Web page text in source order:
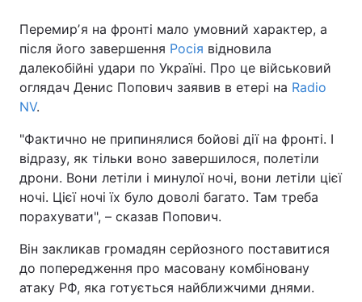
Україна Політика
Економіка Світ
Техно і зв'язок Лайт
Зброя Інциденти
Цікавинки Погода
Перемирʼя на фронті мало умовний характер, а
після його завершення Росія відновила
далекобійні удари по Україні. Про це військовий
оглядач Денис Попович заявив в етері на Radio
NV.
"Фактично не припинялися бойові дії на фронті. І
відразу, як тільки воно завершилося, полетіли
дрони. Вони летіли і минулої ночі, вони летіли цієї
ночі. Цієї ночі їх було доволі багато. Там треба
порахувати", – сказав Попович.
Він закликав громадян серйозного поставитися
до попередження про масовану комбіновану
атаку РФ, яка готується найближчими днями.